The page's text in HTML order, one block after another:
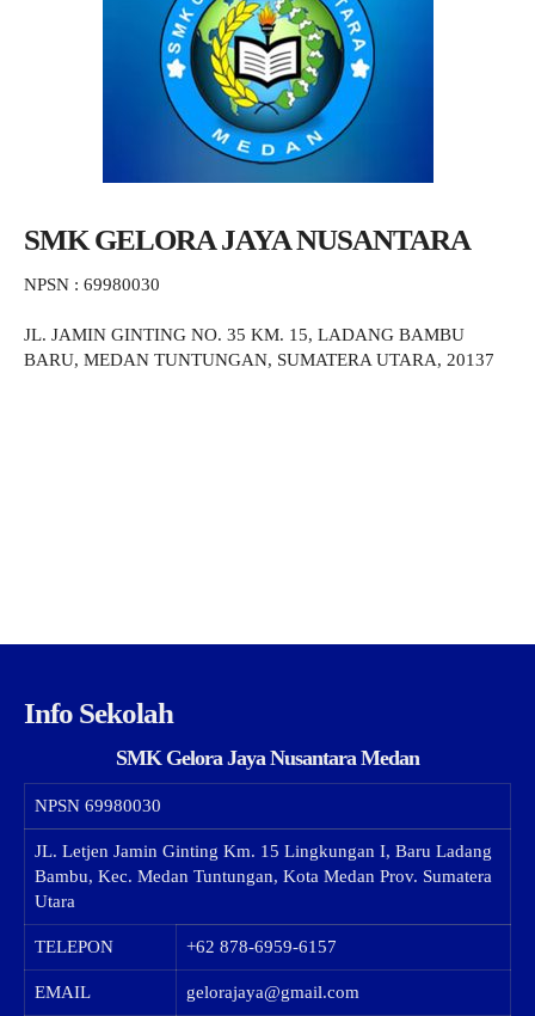
SMK GELORA JAYA NUSANTARA
NPSN : 69980030
JL. JAMIN GINTING NO. 35 KM. 15, LADANG BAMBU
BARU, MEDAN TUNTUNGAN, SUMATERA UTARA, 20137
Info Sekolah
SMK Gelora Jaya Nusantara Medan
NPSN 69980030
JL. Letjen Jamin Ginting Km. 15 Lingkungan I, Baru Ladang
Bambu, Kec. Medan Tuntungan, Kota Medan Prov. Sumatera
Utara
TELEPON +62 878-6959-6157
EMAIL gelorajaya@gmail.com